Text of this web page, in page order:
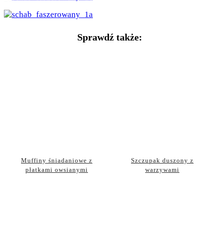
Sprawdź także:
Muffiny śniadaniowe z
płatkami owsianymi
Szczupak duszony z
warzywami